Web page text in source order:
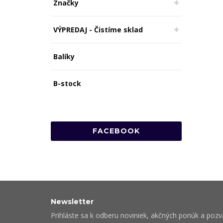
Značky
VÝPREDAJ - Čistíme sklad
Balíky
B-stock
FACEBOOK
Newsletter
Prihláste sa k odberu noviniek, akčných ponúk a